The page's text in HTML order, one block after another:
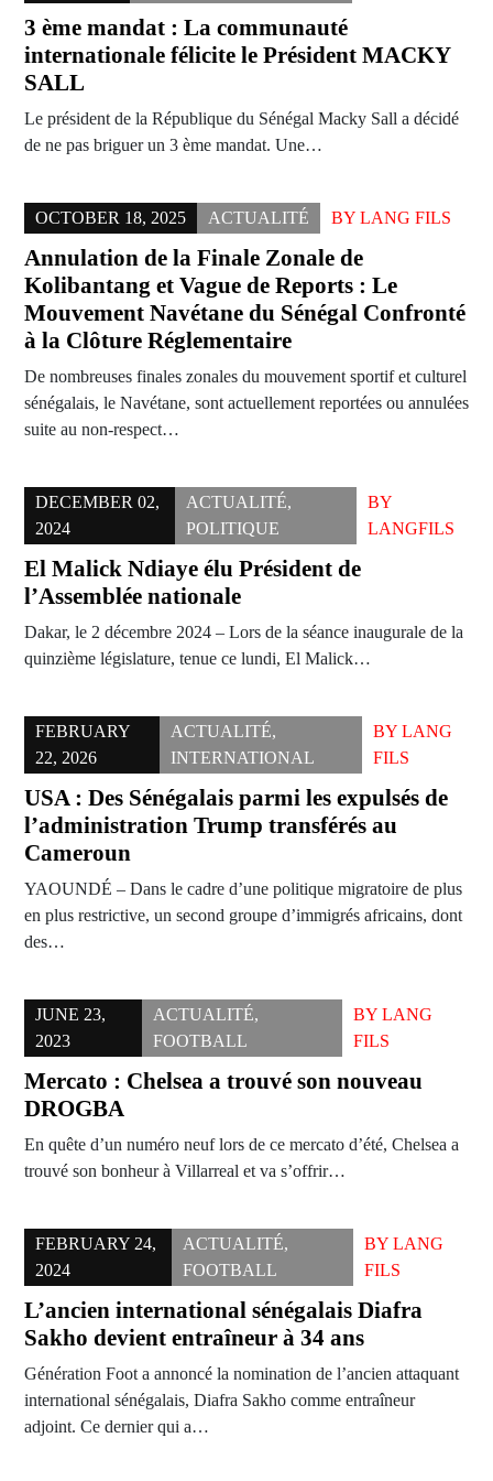
3 ème mandat : La communauté
internationale félicite le Président MACKY
SALL
Le président de la République du Sénégal Macky Sall a décidé
de ne pas briguer un 3 ème mandat. Une…
OCTOBER 18, 2025 ACTUALITÉ BY LANG FILS
Annulation de la Finale Zonale de
Kolibantang et Vague de Reports : Le
Mouvement Navétane du Sénégal Confronté
à la Clôture Réglementaire
De nombreuses finales zonales du mouvement sportif et culturel
sénégalais, le Navétane, sont actuellement reportées ou annulées
suite au non-respect…
DECEMBER 02,
2024
ACTUALITÉ,
POLITIQUE
BY
LANGFILS
El Malick Ndiaye élu Président de
l’Assemblée nationale
Dakar, le 2 décembre 2024 – Lors de la séance inaugurale de la
quinzième législature, tenue ce lundi, El Malick…
FEBRUARY
22, 2026
ACTUALITÉ,
INTERNATIONAL
BY LANG
FILS
USA : Des Sénégalais parmi les expulsés de
l’administration Trump transférés au
Cameroun
YAOUNDÉ – Dans le cadre d’une politique migratoire de plus
en plus restrictive, un second groupe d’immigrés africains, dont
des…
JUNE 23,
2023
ACTUALITÉ,
FOOTBALL
BYLANG
FILS
Mercato : Chelsea a trouvé son nouveau
DROGBA
En quête d’un numéro neuf lors de ce mercato d’été, Chelsea a
trouvé son bonheur à Villarreal et va s’offrir…
FEBRUARY 24,
2024
ACTUALITÉ,
FOOTBALL
BY LANG
FILS
L’ancien international sénégalais Diafra
Sakho devient entraîneur à 34 ans
Génération Foot a annoncé la nomination de l’ancien attaquant
international sénégalais, Diafra Sakho comme entraîneur
adjoint. Ce dernier qui a…